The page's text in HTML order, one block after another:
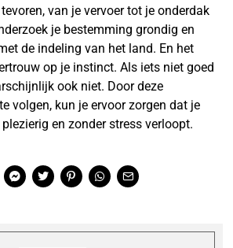
van je vervoer tot je onderdak
je bestemming grondig en
de indeling van het land. En het
op je instinct. Als iets niet goed
ook niet. Door deze
volgen, kun je ervoor zorgen dat je
en zonder stress verloopt.